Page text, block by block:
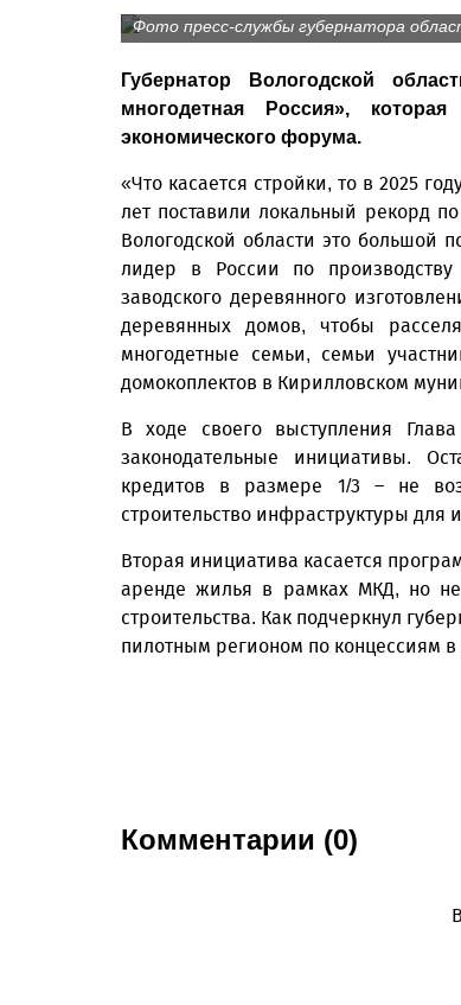
Фото пресс-службы губернатора
Губернатор Вологодской
многодетная Россия»,
экономического форума.
«Что касается стройки, то в 2025
лет поставили локальный рекорд
Вологодской области это большой
лидер в России по
заводского деревянного
деревянных домов, чтобы
многодетные семьи, семьи
домокоплектов в Кирилловском
В ходе своего выступления
законодательные инициативы.
кредитов в размере 1/3 – не
строительство инфраструктуры для
Вторая инициатива касается
аренде жилья в рамках МКД, но
строительства. Как подчеркнул
пилотным регионом по концессиям
Комментарии (0)